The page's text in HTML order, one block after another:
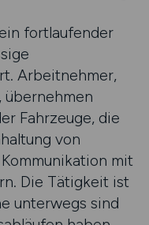
fortlaufender
Arbeitnehmer,
übernehmen
Fahrzeuge, die
von
mit
Die Tätigkeit ist
unterwegs sind